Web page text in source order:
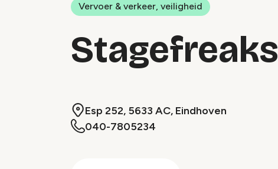
Vervoer & verkeer, veiligheid
Stagefreaks
Esp 252, 5633 AC, Eindhoven
040-7805234